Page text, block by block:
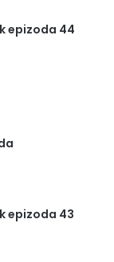
epizoda 44
epizoda 43